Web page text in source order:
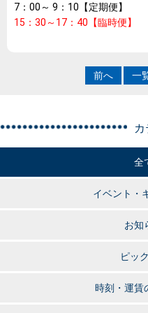
7：00～ 9：10【定期便】
15：30～17：40【臨時便】
前へ 一
カ
全
イベント・
お知
ピッ
時刻・運賃